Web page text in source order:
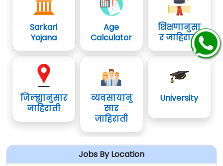
Sarkari
Yojana
Age
Calculator
शिक्षणानुसा
र जाहिराती
जिल्ह्यानुसार
जाहिराती
व्यवसायानु
सार
जाहिराती
University
Jobs By Location